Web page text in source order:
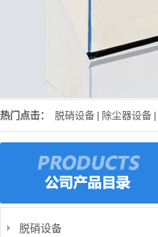
热门点击： 脱硝设备 | 除尘器设备 |
脱硝设备